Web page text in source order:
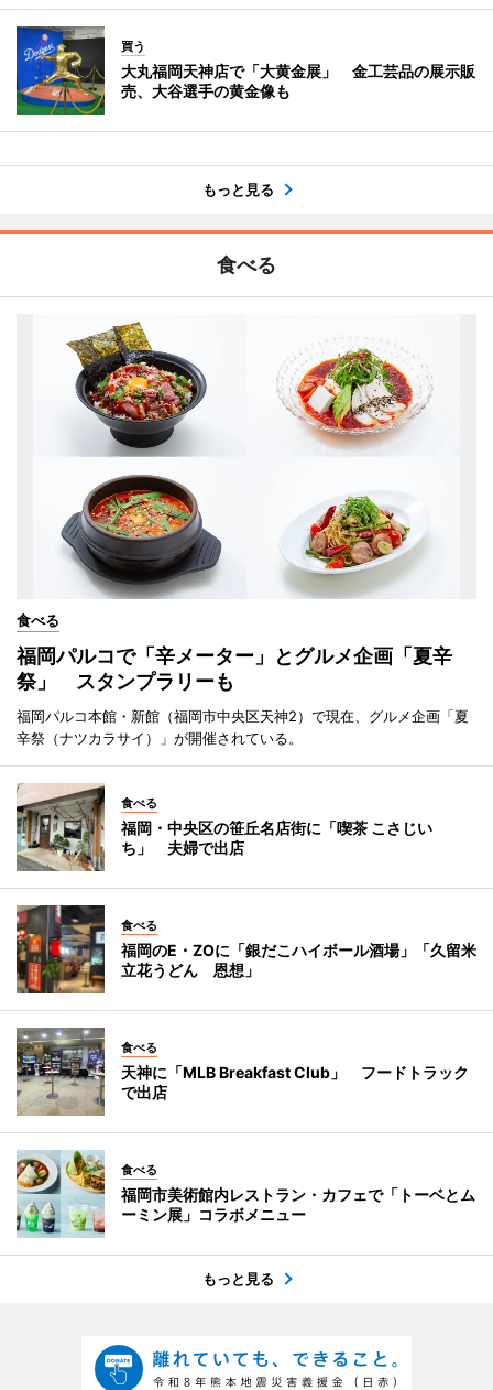
買う
大丸福岡天神店で「大黄金展」 金工芸品の展示販
売、大谷選手の黄金像も
もっと見る
食べる
食べる
福岡パルコで「辛メーター」とグルメ企画「夏辛
祭」 スタンプラリーも
福岡パルコ本館・新館（福岡市中央区天神2）で現在、グルメ企画「夏
辛祭（ナツカラサイ）」が開催されている。
食べる
福岡・中央区の笹丘名店街に「喫茶 こさじい
ち」 夫婦で出店
食べる
福岡のE・ZOに「銀だこハイボール酒場」「久留米
立花うどん 恩想」
食べる
天神に「MLB Breakfast Club」 フードトラック
で出店
食べる
福岡市美術館内レストラン・カフェで「トーベとム
ーミン展」コラボメニュー
もっと見る